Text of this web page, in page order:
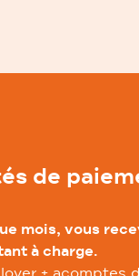
de
mois, vous
à charge.